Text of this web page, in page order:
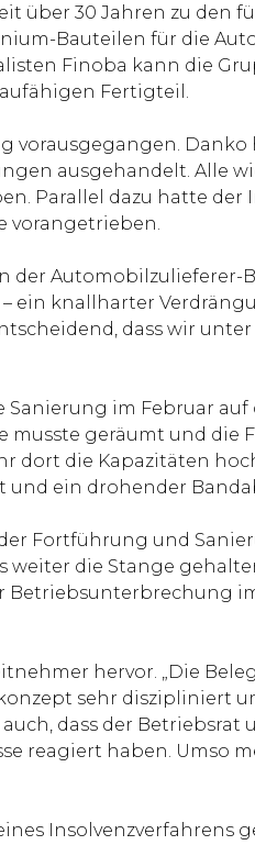
über 30 Jahren zu den
Bauteilen für die
Finoba kann die
Fertigteil.
Danko
ausgehandelt. Alle
Parallel dazu hatte der
vorangetrieben.
Automobilzulieferer-
ein knallharter
dass wir
im Februar
musste geräumt und
dort die Kapazitäten
ein drohender
Fortführung und
die Stange
Betriebsunterbrechung
hervor. „Die
sehr diszipliniert
dass der
reagiert haben. Umso
Insolvenzverfahrens